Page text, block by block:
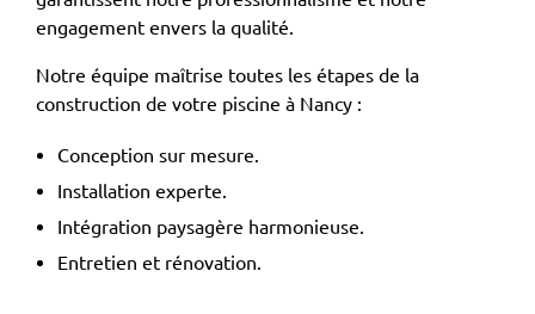
engagement envers la qualité.
Notre équipe maîtrise toutes les étapes de la
construction de votre piscine à Nancy :
Conception sur mesure.
Installation experte.
Intégration paysagère harmonieuse.
Entretien et rénovation.